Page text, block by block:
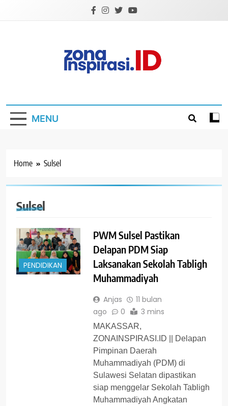
MENU
Home Sulsel
Sulsel
PENDIDIKAN
PWM Sulsel Pastikan
Delapan PDM Siap
Laksanakan Sekolah Tabligh
Muhammadiyah
Anjas
11 bulan
ago
0 3 mins
MAKASSAR,
ZONAINSPIRASI.ID || Delapan
Pimpinan Daerah
Muhammadiyah (PDM) di
Sulawesi Selatan dipastikan
siap menggelar Sekolah Tabligh
Muhammadiyah Angkatan